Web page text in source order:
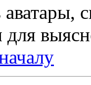
аватары,
для